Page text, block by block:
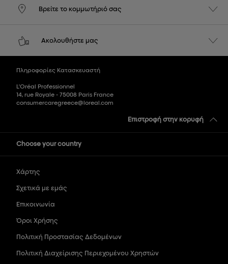
Βρείτε το κομμωτήριό σας
Ακολουθήστε μας
Πληροφορίες Κατασκευαστή
L'Oréal Professionnel
14, rue Royale - 75008 Paris France
consumercaregreece@loreal.com
Επιστροφή στην κορυφή
Choose your country
Χάρτης
Σχετικά με εμάς
Επικοινωνία
Όροι Χρήσης
Πολιτική Προστασίας Δεδομένων
Πολιτική Διαχείρισης Περιεχομένου Χρηστών